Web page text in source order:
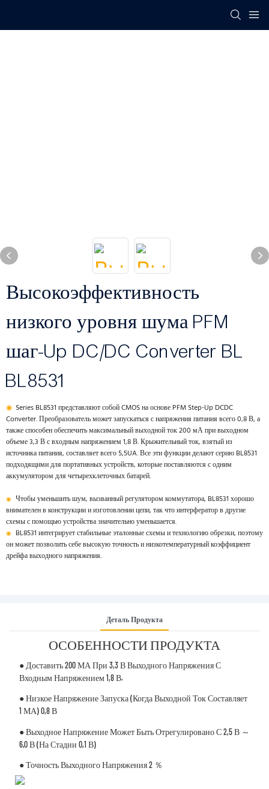
Высокоэффективность
низкого уровня шума PFM
шаг-Up DC/DC Converter BL
BL8531
◉ Series BL8531 представляют собой CMOS на основе PFM Step-Up DCDC
Converter. Преобразователь может запускаться с напряжения питания всего 0,8 В, а
также способен обеспечить максимальный выходной ток 200 мА при выходном
объеме 3,3 В с входным напряжением 1,8 В. Крыжительный ток, взятый из
источника питания, составляет всего 5,5UA. Все эти функции делают серию BL8531
подходящими для портативных устройств, которые поставляются с одним
аккумулятором для четырехклеточных батарей.
◉ Чтобы уменьшить шум, вызванный регулятором коммутатора, BL8531 хорошо
внимателен в конструкции и изготовлении цепи, так что интерфератор в другие
схемы с помощью устройства значительно уменьшается.
◉ BL8531 интегрирует стабильные эталонные схемы и технологию обрезки, поэтому
он может позволить себе высокую точность и низкотемпературный коэффициент
дрейфа выходного напряжения.
Деталь Продукта
ОСОБЕННОСТИ ПРОДУКТА
● Доставить 200 МА При 3,3 В Выходного Напряжения С
Входным Напряжением 1,8 В.
● Низкое Напряжение Запуска (когда Выходной Ток Составляет
1 МА) 0,8 В
● Выходное Напряжение Может Быть Отрегулировано С 2,5 В ～
6,0 В (на Стадии 0,1 В)
● Точность Выходного Напряжения 2 ％